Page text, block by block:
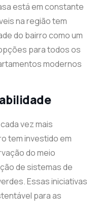
está em constante
na região tem
do bairro como um
para todos os
modernos
vez mais
tem investido em
do meio
de sistemas de
Essas iniciativas
para as